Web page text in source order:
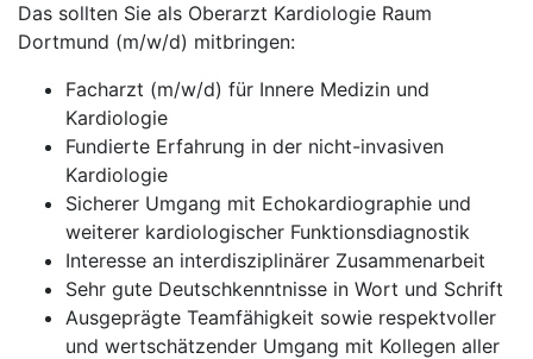
Das sollten Sie als Oberarzt Kardiologie Raum
Dortmund (m/w/d) mitbringen:
Facharzt (m/w/d) für Innere Medizin und
Kardiologie
Fundierte Erfahrung in der nicht-invasiven
Kardiologie
Sicherer Umgang mit Echokardiographie und
weiterer kardiologischer Funktionsdiagnostik
Interesse an interdisziplinärer Zusammenarbeit
Sehr gute Deutschkenntnisse in Wort und Schrift
Ausgeprägte Teamfähigkeit sowie respektvoller
und wertschätzender Umgang mit Kollegen aller